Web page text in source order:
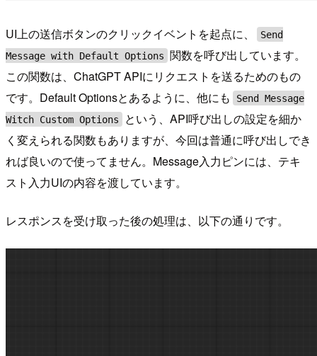
UI上の送信ボタンのクリックイベントを起点に、
Send
Message with Default Options 関数を呼び出しています。
この関数は、ChatGPT APIにリクエストを送るためのもの
です。Default Optionsとあるように、他にも
Send Message
Witch Custom Options
という、API呼び出しの設定を細か
く変えられる関数もありますが、今回は普通に呼び出しでき
れば良いので使ってません。Message入力ピンには、テキ
スト入力UIの内容を渡しています。
レスポンスを受け取った後の処理は、以下の通りです。